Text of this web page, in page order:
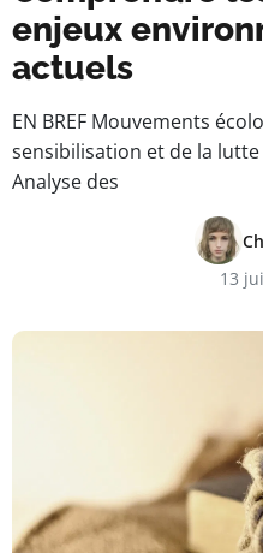
enjeux
actuels
EN BREF Mouvements
sensibilisation et de la
Analyse des
13